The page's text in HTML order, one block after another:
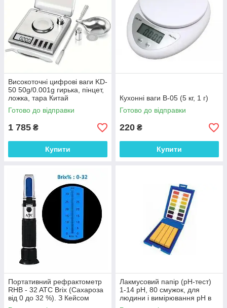
Високоточні цифрові ваги KD-
50 50g/0.001g гирька, пінцет,
ложка, тара Китай
Готово до відправки
1 785 ₴
Купити
Кухонні ваги B-05 (5 кг, 1 г)
Готово до відправки
220 ₴
Купити
Портативний рефрактометр
RHB - 32 ATC Brix (Сахароза
від 0 до 32 %). З Кейсом
Лакмусовий папір (рН-тест)
1-14 рН, 80 смужок, для
людини і вимірювання рН в
косметиці